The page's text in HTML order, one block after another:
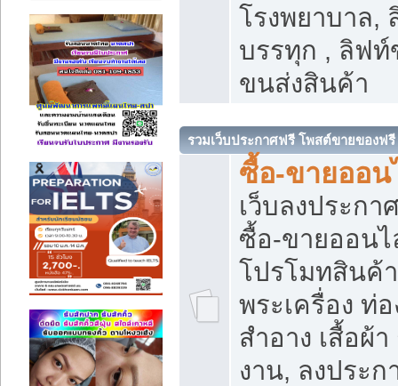
โรงพยาบาล,
บรรทุก , ลิฟ
ขนส่งสินค้า
รวมเว็บประกาศฟรี โพสต์ขายของฟรี
ซื้อ-ขายออน
เว็บลงประก
ซื้อ-ขายออน
โปรโมทสินค้
พระเครื่อง ท่อ
สำอาง เสื้อผ้
งาน, ลงประ